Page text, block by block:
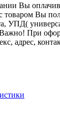
Вы
товаром Вы
УПД(
При
адрес,